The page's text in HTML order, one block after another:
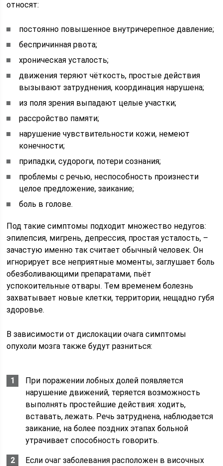
относят:
постоянно повышенное внутричерепное давление;
беспричинная рвота;
хроническая усталость;
движения теряют чёткость, простые действия
вызывают затруднения, координация нарушена;
из поля зрения выпадают целые участки;
рассройство памяти;
нарушение чувствительности кожи, немеют
конечности;
припадки, судороги, потери сознания;
проблемы с речью, неспособность произнести
целое предложение, заикание;
боль в голове.
Под такие симптомы подходит множество недугов:
эпилепсия, мигрень, депрессия, простая усталость, –
зачастую именно так считает обычный человек. Он
игнорирует все неприятные моменты, заглушает боль
обезболивающими препаратами, пьёт
успокоительные отвары. Тем временем болезнь
захватывает новые клетки, территории, нещадно губя
здоровье.
В зависимости от дислокации очага симптомы
опухоли мозга также будут разниться:
При поражении лобных долей появляется
нарушение движений, теряется возможность
выполнять простейшие действия: ходить,
вставать, лежать. Речь затруднена, наблюдается
заикание, на более поздних этапах больной
утрачивает способность говорить.
Если очаг заболевания расположен в височных